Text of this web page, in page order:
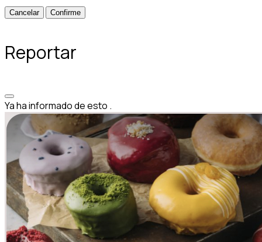
Confirme
Reportar
Ya ha informado de esto .